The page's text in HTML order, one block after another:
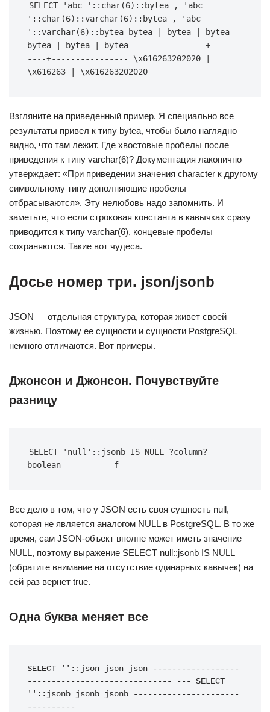
SELECT 'abc '::char(6)::bytea , 'abc
'::char(6)::varchar(6)::bytea , 'abc
'::varchar(6)::bytea bytea | bytea | bytea
bytea | bytea | bytea ---------------+------
----+---------------- \x616263202020 |
\x616263 | \x616263202020
Взгляните на приведенный пример. Я специально все
результаты привел к типу bytea, чтобы было наглядно
видно, что там лежит. Где хвостовые пробелы после
приведения к типу varchar(6)? Документация лаконично
утверждает: «При приведении значения character к другому
символьному типу дополняющие пробелы
отбрасываются». Эту нелюбовь надо запомнить. И
заметьте, что если строковая константа в кавычках сразу
приводится к типу varchar(6), концевые пробелы
сохраняются. Такие вот чудеса.
Досье номер три. json/jsonb
JSON — отдельная структура, которая живет своей
жизнью. Поэтому ее сущности и сущности PostgreSQL
немного отличаются. Вот примеры.
Джонсон и Джонсон. Почувствуйте
разницу
SELECT 'null'::jsonb IS NULL ?column?
boolean --------- f
Все дело в том, что у JSON есть своя сущность null,
которая не является аналогом NULL в PostgreSQL. В то же
время, сам JSON-объект вполне может иметь значение
NULL, поэтому выражение SELECT null::jsonb IS NULL
(обратите внимание на отсутствие одинарных кавычек) на
сей раз вернет true.
Одна буква меняет все
SELECT ''::json json json ------------------
------------------------------ --- SELECT
''::jsonb jsonb jsonb ----------------------
----------